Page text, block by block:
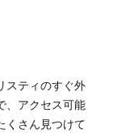
スティのすぐ外
、アクセス可能
くさん見つけて